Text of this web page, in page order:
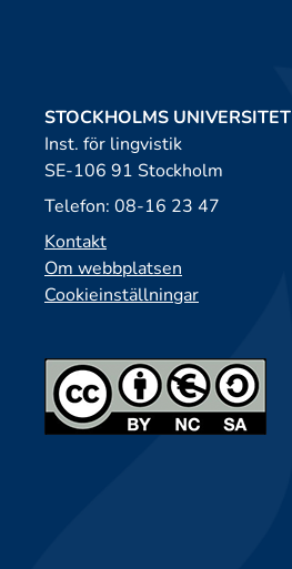
STOCKHOLMS UNIVERSITET
Inst. för lingvistik
SE-106 91 Stockholm
Telefon: 08-16 23 47
Kontakt
Om webbplatsen
Cookieinställningar